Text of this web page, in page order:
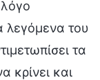
λεγόμενα του
τα
κρίνει και